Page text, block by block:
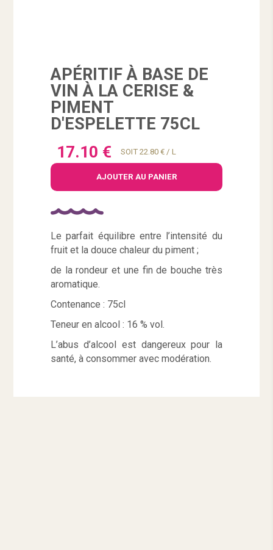
APÉRITIF À BASE DE
VIN À LA CERISE &
PIMENT
D'ESPELETTE 75CL
17.10 €
SOIT 22.80 € / L
AJOUTER AU PANIER
Le parfait équilibre entre l’intensité du
fruit et la douce chaleur du piment ;
de la rondeur et une fin de bouche très
aromatique.
Contenance : 75cl
Teneur en alcool : 16 % vol.
L’abus d’alcool est dangereux pour la
santé, à consommer avec modération.